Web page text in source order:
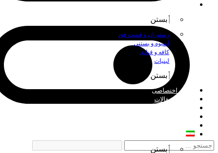
بستن
رستوران و فست فود
آبمیوه و بستنی
کافه و قنادی
لبنیات
بستن
چاپ اختصاصی
اخبار و مقالات
بستن